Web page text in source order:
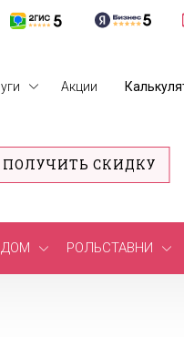
Акции
ПОЛУЧИТЬ СКИДКУ
РОЛЬСТАВНИ